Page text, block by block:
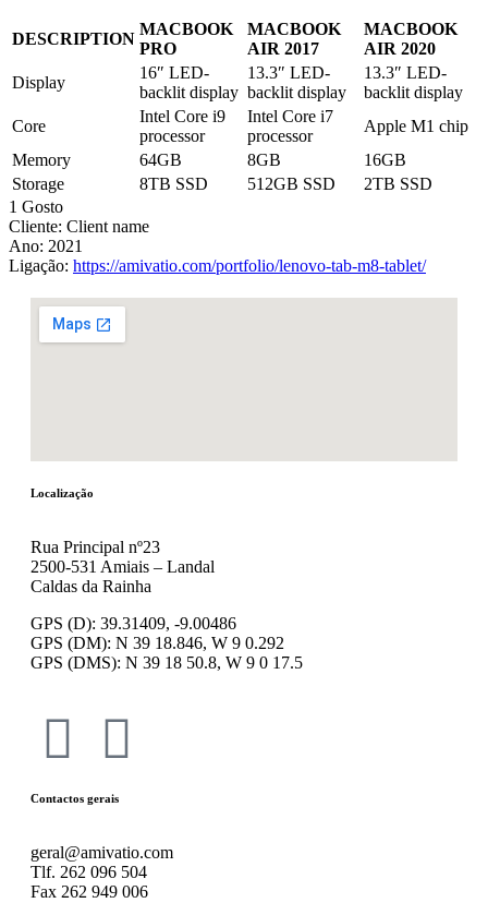
DESCRIPTION
MACBOOK
PRO
MACBOOK
AIR 2017
MACBOOK
AIR 2020
Display
16″ LED-
backlit display
13.3″ LED-
backlit display
13.3″ LED-
backlit display
Core
Intel Core i9
processor
Intel Core i7
processor
Apple M1 chip
Memory
64GB 8GB
16GB
Storage
8TB SSD 512GB SSD
2TB SSD
1 Gosto
Cliente: Client name
Ano: 2021
Ligação: https://amivatio.com/portfolio/lenovo-tab-m8-tablet/
Localização
Rua Principal nº23
2500-531 Amiais – Landal
Caldas da Rainha
GPS (D): 39.31409, -9.00486
GPS (DM): N 39 18.846, W 9 0.292
GPS (DMS): N 39 18 50.8, W 9 0 17.5
Contactos gerais
geral@amivatio.com
Tlf. 262 096 504
Fax 262 949 006